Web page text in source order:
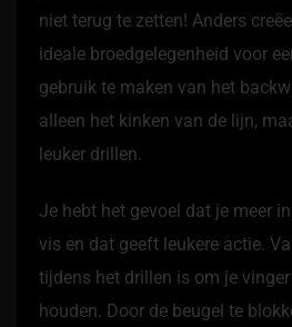
niet terug te zetten! Anders
ideale broedgelegenheid voor
gebruik te maken van het
alleen het kinken van de lijn,
leuker drillen.
Je hebt het gevoel dat je meer
vis en dat geeft leukere actie.
tijdens het drillen is om je
houden. Door de beugel te